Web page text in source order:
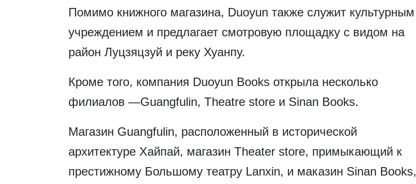
Помимо книжного магазина, Duoyun также служит культурным
учреждением и предлагает смотровую площадку с видом на
район Луцзяцзуй и реку Хуанпу.
Кроме того, компания Duoyun Books открыла несколько
филиалов —Guangfulin, Theatre store и Sinan Books.
Магазин Guangfulin, расположенный в исторической
архитектуре Хайпай, магазин Theater store, примыкающий к
престижному Большому театру Lanxin, и маказин Sinan Books,